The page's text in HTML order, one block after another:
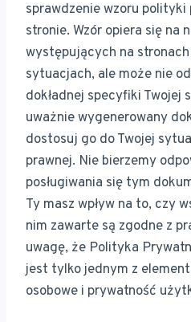
sprawdzenie wzoru
stronie. Wzór opiera się na
występujących na
sytuacjach, ale może nie
dokładnej specyfiki Twojej
uważnie wygenerowany
dostosuj go do Twojej
prawnej. Nie bierzemy
posługiwania się tym
Ty masz wpływ na to, czy
nim zawarte są zgodne z
uwagę, że Polityka
jest tylko jednym z
osobowe i prywatność